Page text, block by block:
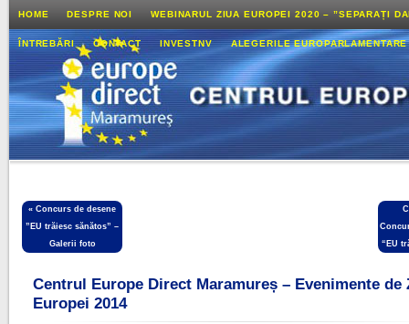
HOME DESPRE NOI WEBINARUL ZIUA EUROPEI 2020 – ”SEPARAȚI
ÎNTREBĂRI CONTACT INVESTNV ALEGERILE
«Concurs de desene
”EU trăiesc sănătos” –
Galerii foto
“EU
Centrul Europe Direct Maramureș – Evenimente de
Europei 2014